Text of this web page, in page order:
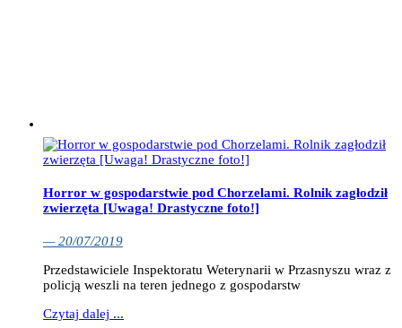
Horror w gospodarstwie pod Chorzelami. Rolnik zagłodził
zwierzęta [Uwaga! Drastyczne foto!]
— 20/07/2019
Przedstawiciele Inspektoratu Weterynarii w Przasnyszu wraz z
policją weszli na teren jednego z gospodarstw
Czytaj dalej ...